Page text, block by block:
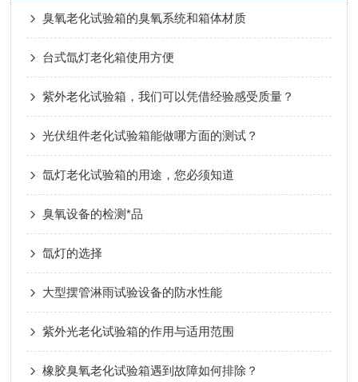
臭氧老化试验箱的臭氧系统和箱体材质
台式氙灯老化箱使用方便
紫外老化试验箱，我们可以凭借经验感受质量？
光伏组件老化试验箱能做哪方面的测试？
氙灯老化试验箱的用途，您必须知道
臭氧设备的检测*品
氙灯的选择
大型摆管淋雨试验设备的防水性能
紫外光老化试验箱的作用与适用范围
橡胶臭氧老化试验箱遇到故障如何排除？